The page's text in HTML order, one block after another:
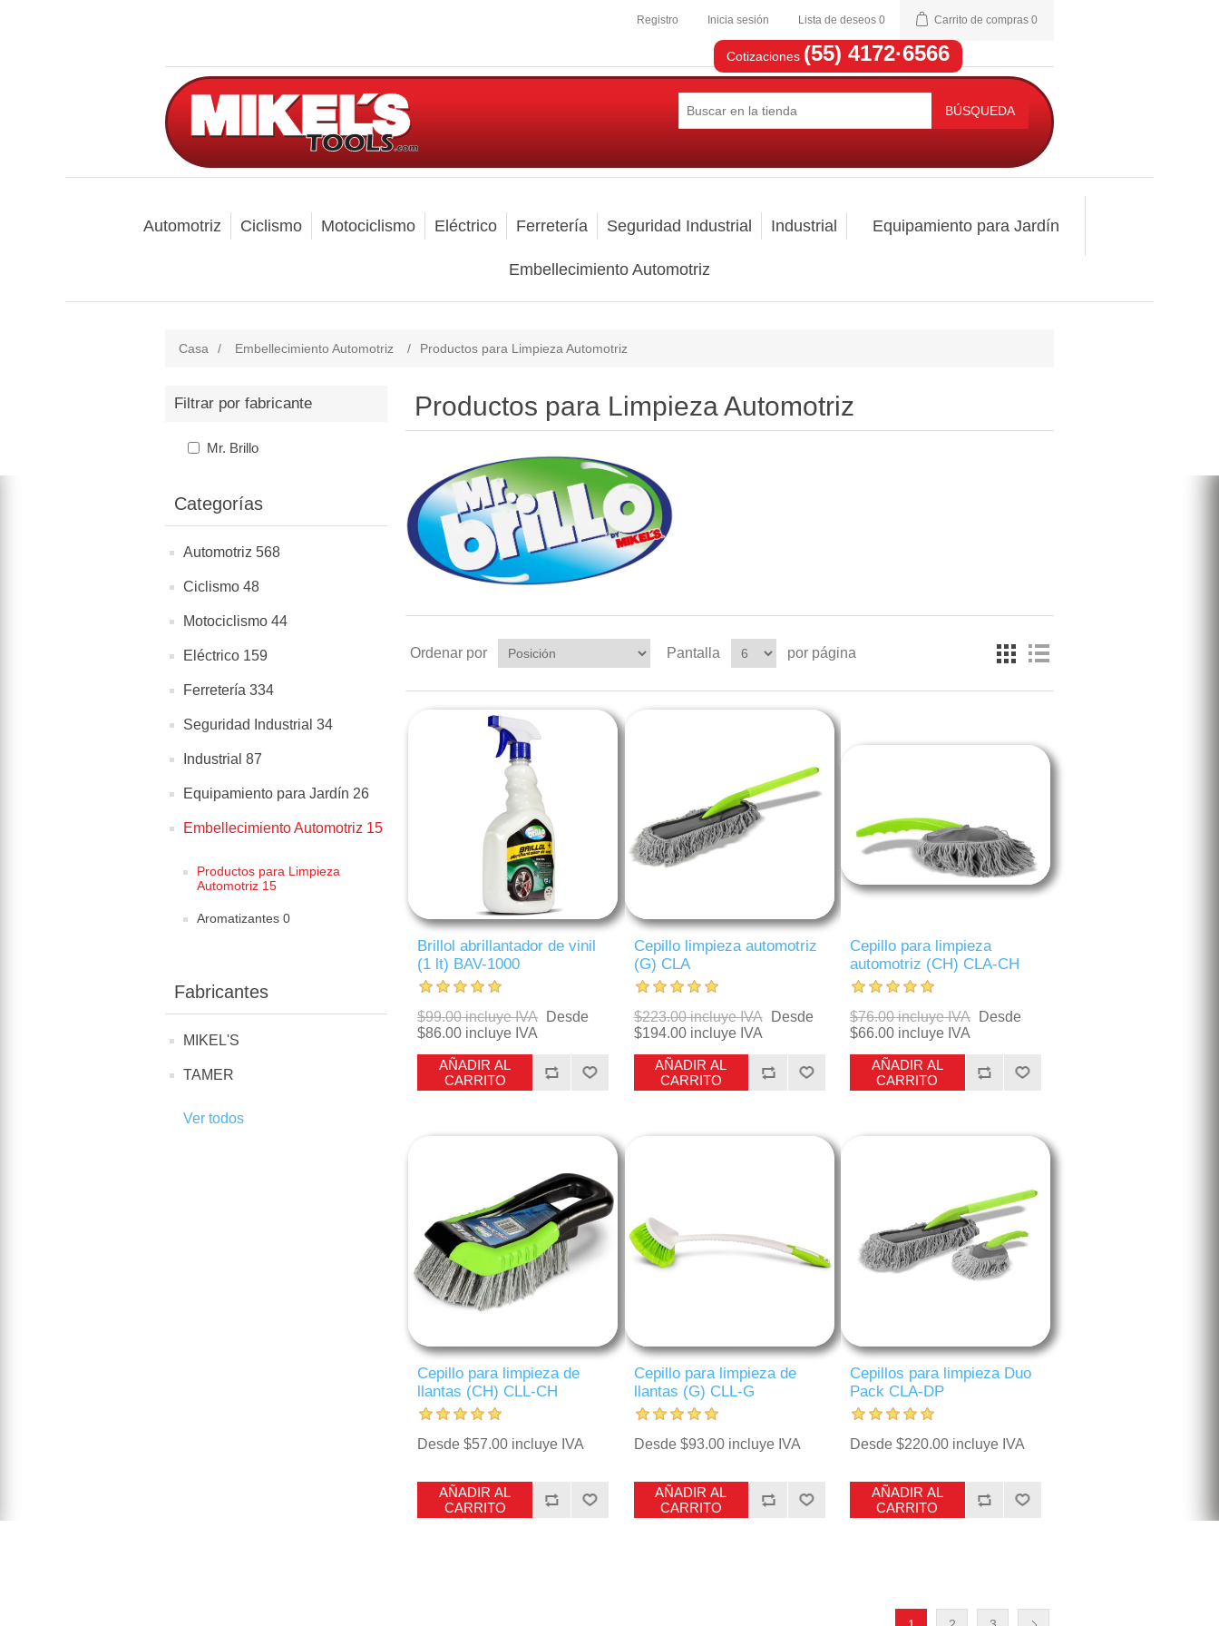
Registro Inicia sesión Lista de deseos 0 Carrito de compras 0
Cotizaciones (55) 4172·6566
BÚSQUEDA
Automotriz Ciclismo Motociclismo Eléctrico Ferretería Seguridad Industrial Industrial Equipamiento para Jardín
Embellecimiento Automotriz
Casa / Embellecimiento Automotriz / Productos para Limpieza Automotriz
Filtrar por fabricante
Mr. Brillo
Categorías
Automotriz 568
Ciclismo 48
Motociclismo 44
Eléctrico 159
Ferretería 334
Seguridad Industrial 34
Industrial 87
Equipamiento para Jardín 26
Embellecimiento Automotriz 15
Productos para Limpieza
Automotriz 15
Aromatizantes 0
Fabricantes
MIKEL'S
TAMER
Ver todos
Productos para Limpieza Automotriz
Ordenar por Pantalla por página
Brillol abrillantador de vinil
(1 lt) BAV-1000
$99.00 incluye IVA
Desde
$86.00 incluye IVA
AÑADIR AL
CARRITO
Cepillo limpieza automotriz
(G) CLA
$223.00 incluye IVA
Desde
$194.00 incluye IVA
AÑADIR AL
CARRITO
Cepillo para limpieza
automotriz (CH) CLA-CH
$76.00 incluye IVA
Desde
$66.00 incluye IVA
AÑADIR AL
CARRITO
Cepillo para limpieza de
llantas (CH) CLL-CH
Desde $57.00 incluye IVA
AÑADIR AL
CARRITO
Cepillo para limpieza de
llantas (G) CLL-G
Desde $93.00 incluye IVA
AÑADIR AL
CARRITO
Cepillos para limpieza Duo
Pack CLA-DP
Desde $220.00 incluye IVA
AÑADIR AL
CARRITO